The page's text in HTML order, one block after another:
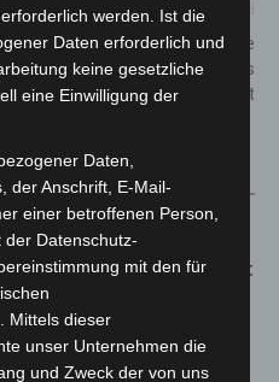
Nächster Artikel
Ingo Wittrock für dritte
Amtszeit als
Ortsbrandmeister gewählt
Autor
Tigermücken-
Niedersachsen entdeckt
Hockeyschläger über
werden. Ist die
Daten erforderlich und
keine gesetzliche
eine Einwilligung der
Daten,
der Anschrift, E-Mail-
einer betroffenen Person,
Datenschutz-
mit den für
Mittels dieser
unser Unternehmen die
und Zweck der von uns